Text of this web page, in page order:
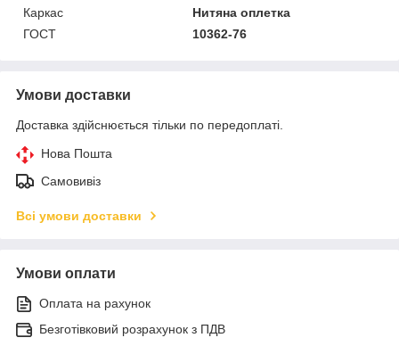
Каркас
Нитяна оплетка
ГОСТ
10362-76
Умови доставки
Доставка здійснюється тільки по передоплаті.
Нова Пошта
Самовивіз
Всі умови доставки
Умови оплати
Оплата на рахунок
Безготівковий розрахунок з ПДВ